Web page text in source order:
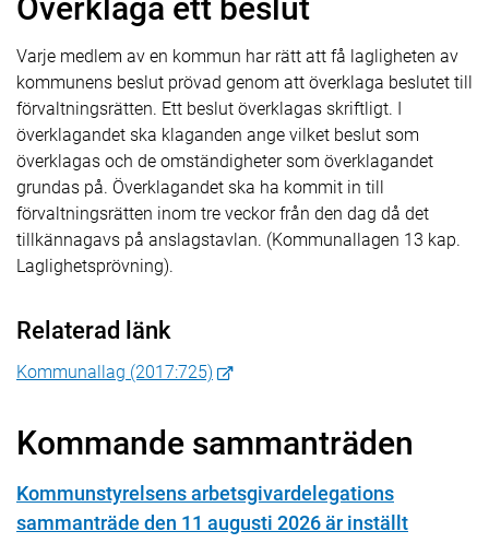
Överklaga ett beslut
Varje medlem av en kommun har rätt att få lagligheten av
kommunens beslut prövad genom att överklaga beslutet till
förvaltningsrätten. Ett beslut överklagas skriftligt. I
överklagandet ska klaganden ange vilket beslut som
överklagas och de omständigheter som överklagandet
grundas på. Överklagandet ska ha kommit in till
förvaltningsrätten inom tre veckor från den dag då det
tillkännagavs på anslagstavlan. (Kommunallagen 13 kap.
Laglighetsprövning).
Relaterad länk
Kommunallag (2017:725)
Kommande sammanträden
Kommunstyrelsens arbetsgivardelegations
sammanträde den 11 augusti 2026 är inställt